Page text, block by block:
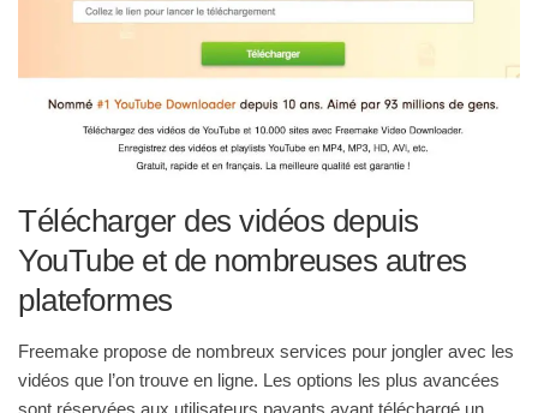
Télécharger des vidéos depuis
YouTube et de nombreuses autres
plateformes
Freemake propose de nombreux services pour jongler avec les
vidéos que l’on trouve en ligne. Les options les plus avancées
sont réservées aux utilisateurs payants ayant téléchargé un